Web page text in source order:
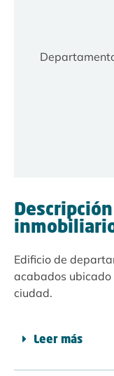
Edificio de
acabados
ciudad.
Leer más